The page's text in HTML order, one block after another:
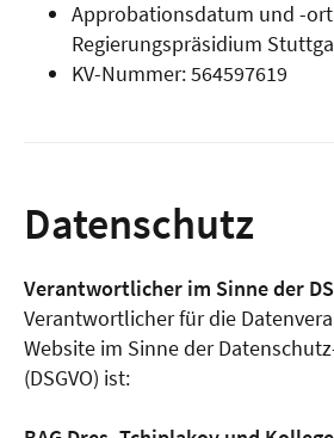
Approbationsdatum und -
Regierungspräsidium
KV-Nummer: 564597619
Datenschutz
Verantwortlicher im Sinne der
Verantwortlicher für die
Website im Sinne der
(DSGVO) ist: